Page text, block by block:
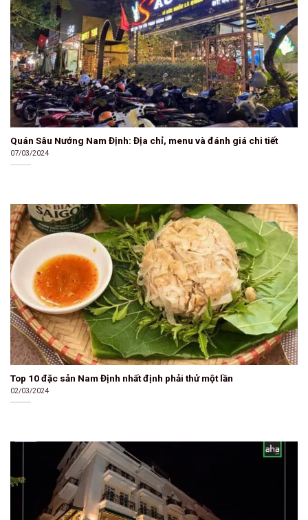
Quán Sâu Nướng Nam Định: Địa chỉ, menu và đánh giá chi tiết
07/03/2024
Top 10 đặc sản Nam Định nhất định phải thử một lần
02/03/2024